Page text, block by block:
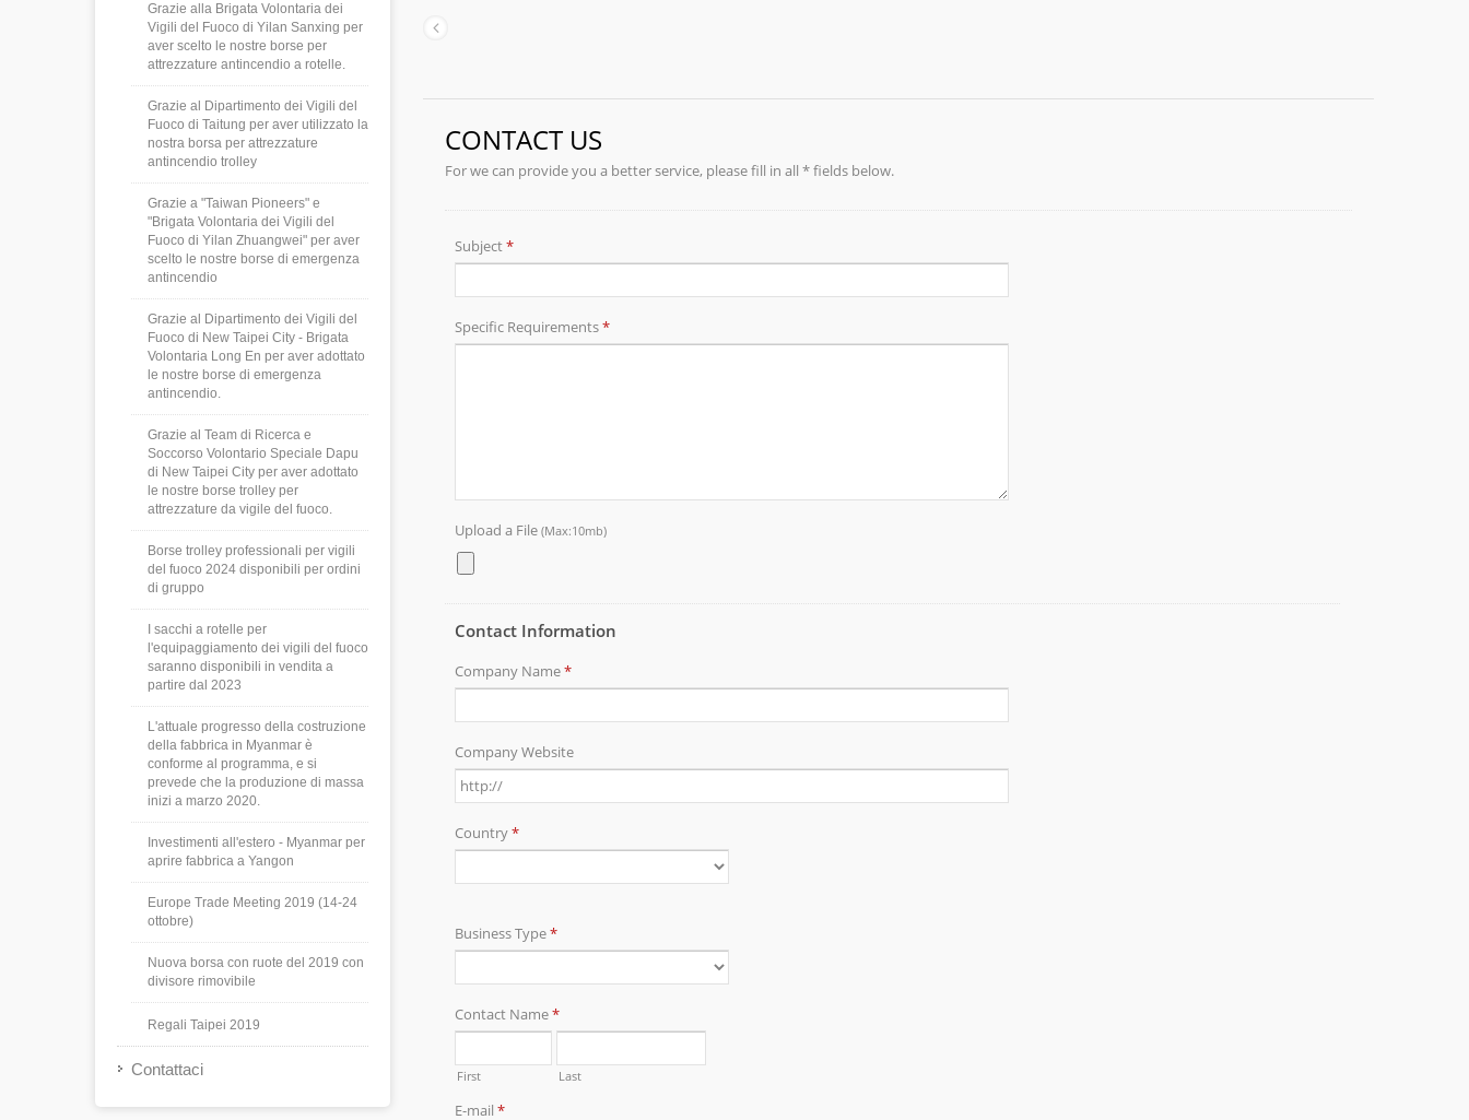
Grazie alla Brigata Volontaria dei
Vigili del Fuoco di Yilan Sanxing per
aver scelto le nostre borse per
attrezzature antincendio a rotelle.
Grazie al Dipartimento dei Vigili del
Fuoco di Taitung per aver utilizzato la
nostra borsa per attrezzature
antincendio trolley
Grazie a "Taiwan Pioneers" e
"Brigata Volontaria dei Vigili del
Fuoco di Yilan Zhuangwei" per aver
scelto le nostre borse di emergenza
antincendio
Grazie al Dipartimento dei Vigili del
Fuoco di New Taipei City - Brigata
Volontaria Long En per aver adottato
le nostre borse di emergenza
antincendio.
Grazie al Team di Ricerca e
Soccorso Volontario Speciale Dapu
di New Taipei City per aver adottato
le nostre borse trolley per
attrezzature da vigile del fuoco.
Borse trolley professionali per vigili
del fuoco 2024 disponibili per ordini
di gruppo
I sacchi a rotelle per
l'equipaggiamento dei vigili del fuoco
saranno disponibili in vendita a
partire dal 2023
L'attuale progresso della costruzione
della fabbrica in Myanmar è
conforme al programma, e si
prevede che la produzione di massa
inizi a marzo 2020.
Investimenti all'estero - Myanmar per
aprire fabbrica a Yangon
Europe Trade Meeting 2019 (14-24
ottobre)
Nuova borsa con ruote del 2019 con
divisore rimovibile
Regali Taipei 2019
Contattaci